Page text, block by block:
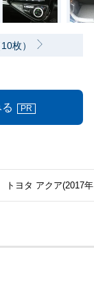
枚）
PR
トヨタ アクア(2017